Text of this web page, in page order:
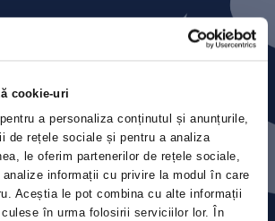
cookie-uri
a personaliza conținutul și anunțurile,
de rețele sociale și pentru a analiza
le oferim partenerilor de rețele sociale,
informații cu privire la modul în care
Aceștia le pot combina cu alte informații
în urma folosirii serviciilor lor. În